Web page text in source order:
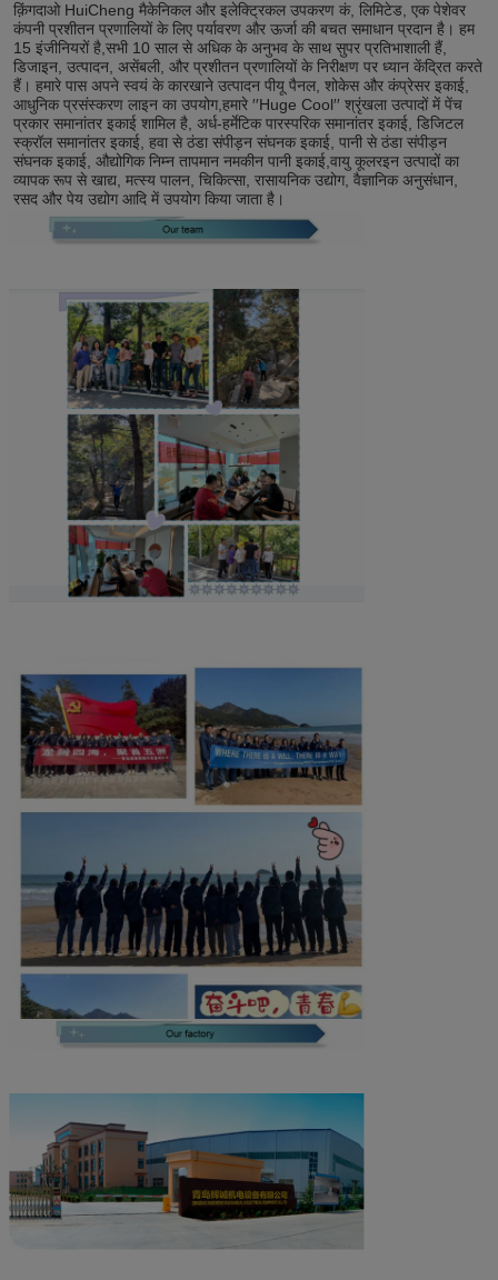
क़िंगदाओ HuiCheng मैकेनिकल और इलेक्ट्रिकल उपकरण कं, लिमिटेड, एक पेशेवर
कंपनी प्रशीतन प्रणालियों के लिए पर्यावरण और ऊर्जा की बचत समाधान प्रदान है। हम
15 इंजीनियरों है,सभी 10 साल से अधिक के अनुभव के साथ सुपर प्रतिभाशाली हैं,
डिजाइन, उत्पादन, असेंबली, और प्रशीतन प्रणालियों के निरीक्षण पर ध्यान केंद्रित करते
हैं। हमारे पास अपने स्वयं के कारखाने उत्पादन पीयू पैनल, शोकेस और कंप्रेसर इकाई,
आधुनिक प्रसंस्करण लाइन का उपयोग,हमारे ′′Huge Cool′′ श्रृंखला उत्पादों में पेंच
प्रकार समानांतर इकाई शामिल है, अर्ध-हर्मेटिक पारस्परिक समानांतर इकाई, डिजिटल
स्क्रॉल समानांतर इकाई, हवा से ठंडा संपीड़न संघनक इकाई, पानी से ठंडा संपीड़न
संघनक इकाई, औद्योगिक निम्न तापमान नमकीन पानी इकाई,वायु कूलरइन उत्पादों का
व्यापक रूप से खाद्य, मत्स्य पालन, चिकित्सा, रासायनिक उद्योग, वैज्ञानिक अनुसंधान,
रसद और पेय उद्योग आदि में उपयोग किया जाता है।